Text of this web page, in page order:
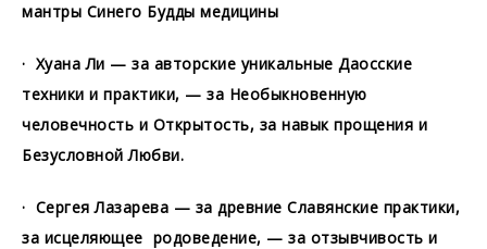
мантры Синего Будды медицины
· Хуана Ли — за авторские уникальные Даосские
техники и практики, — за Необыкновенную
человечность и Открытость, за навык прощения и
Безусловной Любви.
· Сергея Лазарева — за древние Славянские практики,
за исцеляющее родоведение, — за отзывчивость и